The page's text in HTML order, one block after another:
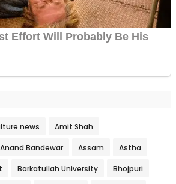
news Amit Shah
Anand Bandewar Assam Astha
Barkatullah University Bhojpuri